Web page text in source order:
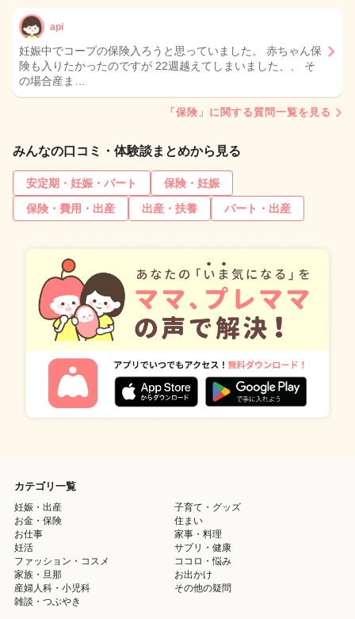
api
妊娠中でコープの保険入ろうと思っていました。 赤ちゃん保
険も入りたかったのですが 22週越えてしまいました、、 そ
の場合産ま…
「保険」に関する質問一覧を見る
みんなの口コミ・体験談まとめから見る
安定期・妊娠・パート
保険・妊娠
保険・費用・出産
出産・扶養 パート・出産
カテゴリ一覧
妊娠・出産
子育て・グッズ
お金・保険
住まい
お仕事
家事・料理
妊活
サプリ・健康
ファッション・コスメ
ココロ・悩み
家族・旦那
お出かけ
産婦人科・小児科
その他の疑問
雑談・つぶやき